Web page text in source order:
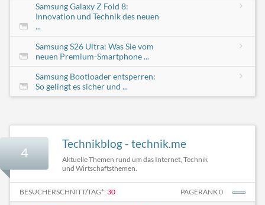
Samsung Galaxy Z Fold 8:
Innovation und Technik des neuen
...
Samsung S26 Ultra: Was Sie vom
neuen Premium-Smartphone ...
Samsung Bootloader entsperren:
So gelingt es sicher und ...
4
Technikblog - technik.me
Aktuelle Themen rund um das Internet, Technik
und Wirtschaftsthemen.
BESUCHERSCHNITT/TAG*: 30 PAGERANK 0